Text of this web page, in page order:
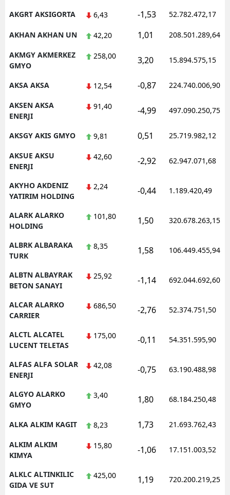
AKGRT AKSIGORTA 6,43 -1,53 52.782.472,17
AKHAN AKHAN UN 42,20 1,01 208.501.289,64
AKMGY AKMERKEZ
GMYO
258,00 3,20 15.894.575,15
AKSA AKSA 12,54 -0,87 224.740.006,90
AKSEN AKSA
ENERJI
91,40 -4,99 497.090.250,75
AKSGY AKIS GMYO 9,81 0,51 25.719.982,12
AKSUE AKSU
ENERJI
42,60 -2,92 62.947.071,68
AKYHO AKDENIZ
YATIRIM HOLDING
2,24 -0,44 1.189.420,49
ALARK ALARKO
HOLDING
101,80 1,50 320.678.263,15
ALBRK ALBARAKA
TURK
8,35 1,58 106.449.455,94
ALBTN ALBAYRAK
BETON SANAYI
25,92 -1,14 692.044.692,60
ALCAR ALARKO
CARRIER
686,50 -2,76 52.374.751,50
ALCTL ALCATEL
LUCENT TELETAS
175,00 -0,11 54.351.595,90
ALFAS ALFA SOLAR
ENERJI
42,08 -0,75 63.190.488,98
ALGYO ALARKO
GMYO
3,40 1,80 68.184.250,48
ALKA ALKIM KAGIT 8,23 1,73 21.693.762,43
ALKIM ALKIM
KIMYA
15,80 -1,06 17.151.003,52
ALKLC ALTINKILIC
GIDA VE SUT
425,00 1,19 720.200.219,25